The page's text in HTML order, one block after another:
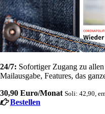
24/7: Sofortiger Zugang zu
Mailausgabe, Features, das
30,90 Euro/Monat Soli: 42,90,
Bestellen